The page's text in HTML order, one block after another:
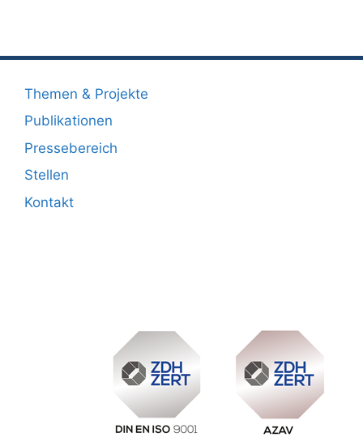
Themen & Projekte
Publikationen
Pressebereich
Stellen
Kontakt